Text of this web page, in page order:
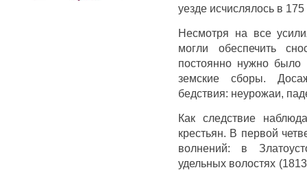
уезде исчислялось в 175
Несмотря на все
могли обеспечить
постоянно нужно было
земские сборы.
бедствия: неурожаи,
Как следствие
крестьян. В первой
волнений: в
удельных волостях